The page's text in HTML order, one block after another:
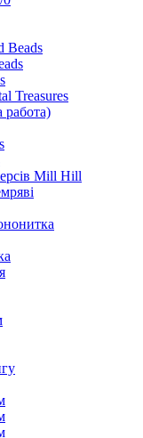
Beads
Treasures
Mill Hill